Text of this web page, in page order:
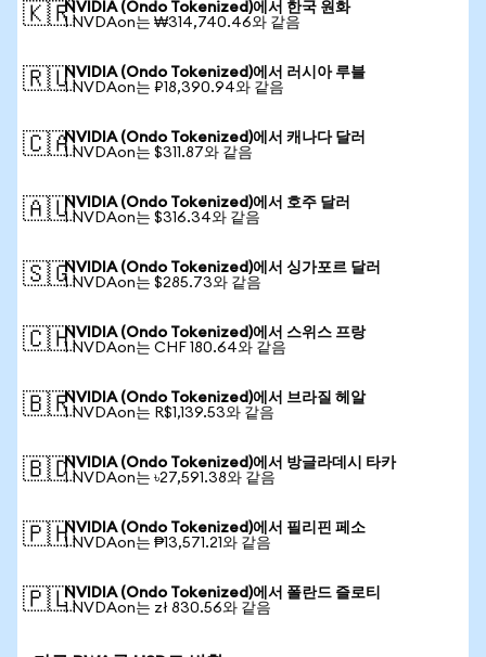
🇰🇷NVIDIA (Ondo Tokenized)에서 한국 원화
1 NVDAon는 ₩314,740.46와 같음
🇷🇺NVIDIA (Ondo Tokenized)에서 러시아 루블
1 NVDAon는 ₽18,390.94와 같음
🇨🇦NVIDIA (Ondo Tokenized)에서 캐나다 달러
1 NVDAon는 $311.87와 같음
🇦🇺NVIDIA (Ondo Tokenized)에서 호주 달러
1 NVDAon는 $316.34와 같음
🇸🇬NVIDIA (Ondo Tokenized)에서 싱가포르 달러
1 NVDAon는 $285.73와 같음
🇨🇭NVIDIA (Ondo Tokenized)에서 스위스 프랑
1 NVDAon는 CHF 180.64와 같음
🇧🇷NVIDIA (Ondo Tokenized)에서 브라질 헤알
1 NVDAon는 R$1,139.53와 같음
🇧🇩NVIDIA (Ondo Tokenized)에서 방글라데시 타카
1 NVDAon는 ৳27,591.38와 같음
🇵🇭NVIDIA (Ondo Tokenized)에서 필리핀 페소
1 NVDAon는 ₱13,571.21와 같음
🇵🇱NVIDIA (Ondo Tokenized)에서 폴란드 즐로티
1 NVDAon는 zł 830.56와 같음